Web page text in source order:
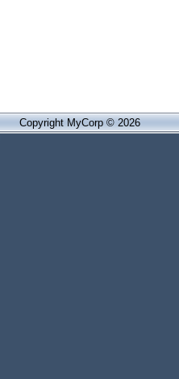
Copyright MyCorp © 2026